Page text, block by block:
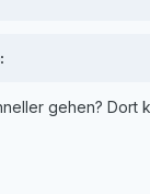
gehen?